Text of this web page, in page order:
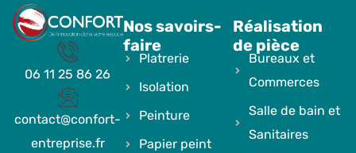
06 11 25 86 26
contact@confort-
entreprise.fr
Nos savoirs-
faire
Platrerie
Isolation
Peinture
Papier peint
Réalisation
de pièce
Bureaux et
Commerces
Salle de bain et
Sanitaires